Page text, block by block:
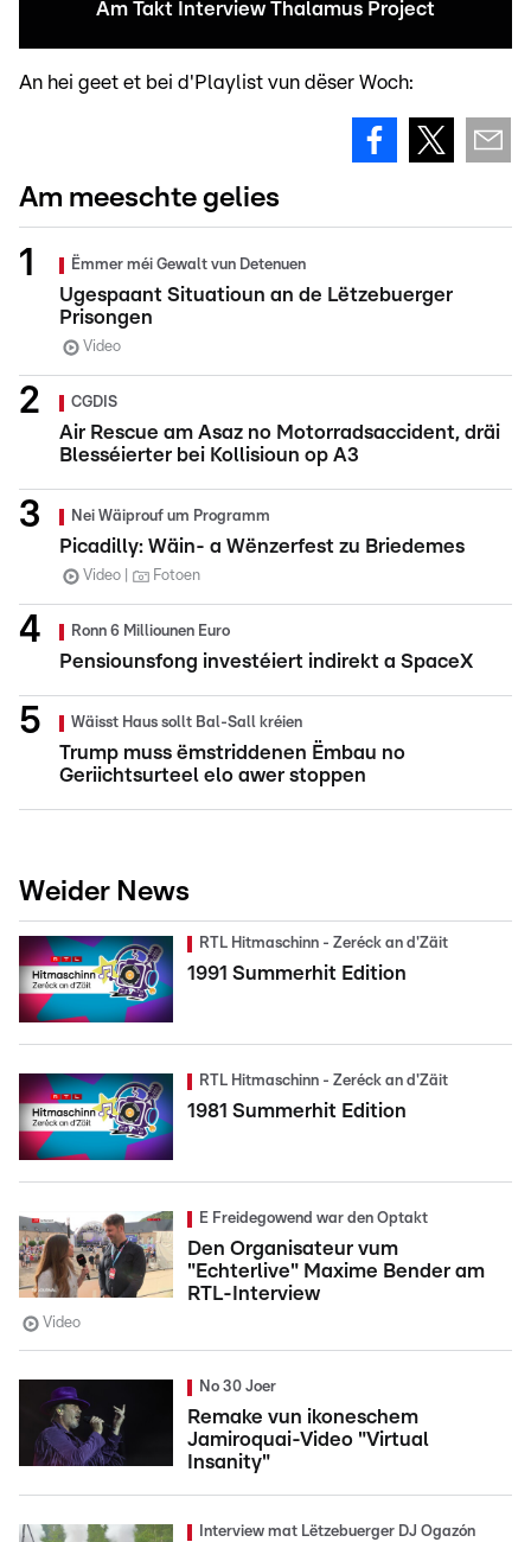
Am Takt Interview Thalamus Project
An hei geet et bei d'Playlist vun dëser Woch:
Am meeschte gelies
Ëmmer méi Gewalt vun Detenuen
Ugespaant Situatioun an de Lëtzebuerger
Prisongen
Video
CGDIS
Air Rescue am Asaz no Motorradsaccident, dräi
Blesséierter bei Kollisioun op A3
Nei Wäiprouf um Programm
Picadilly: Wäin- a Wënzerfest zu Briedemes
Video Fotoen
Ronn 6 Milliounen Euro
Pensiounsfong investéiert indirekt a SpaceX
Wäisst Haus sollt Bal-Sall kréien
Trump muss ëmstriddenen Ëmbau no
Geriichtsurteel elo awer stoppen
Weider News
RTL Hitmaschinn - Zeréck an d'Zäit
1991 Summerhit Edition
RTL Hitmaschinn - Zeréck an d'Zäit
1981 Summerhit Edition
E Freidegowend war den Optakt
Den Organisateur vum
"Echterlive" Maxime Bender am
RTL-Interview
Video
No 30 Joer
Remake vun ikoneschem
Jamiroquai-Video "Virtual
Insanity"
Interview mat Lëtzebuerger DJ Ogazón